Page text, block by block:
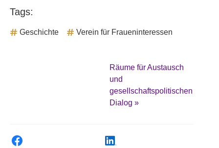
Tags:
Geschichte Verein für Fraueninteressen
Räume für Austausch
und
gesellschaftspolitischen
Dialog »